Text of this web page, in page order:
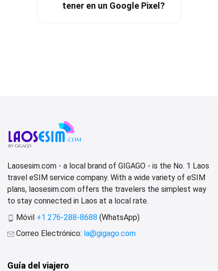
tener en un Google Pixel?
Laosesim.com - a local brand of GIGAGO - is the No. 1 Laos
travel eSIM service company. With a wide variety of eSIM
plans, laosesim.com offers the travelers the simplest way
to stay connected in Laos at a local rate.
Móvil +1 276-288-8688 (WhatsApp)
Correo Electrónico: la@gigago.com
Guía del viajero